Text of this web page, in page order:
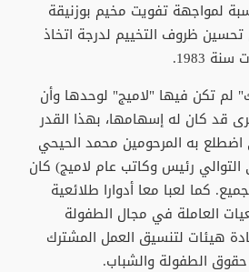
لمواجهة تفويت مخيم بوزنيقة
تحسين ظروف التخييم لدرجة اتخاذ
1983.
لم تكن فيها "لاميج" لوحدها وأن
قد كان له إسهامها، بهذا القدر
اضطلع به المرحومين محمد الحيحي
رئيس وكاتب عام لاميج) كان
كما لعبا معا أدوارا طلائعية
العاملة في مجال الطفولة
هيئات لتنسيق العمل المشترك
الطفولة والشباب.